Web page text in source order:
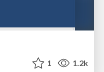
1 1.2k